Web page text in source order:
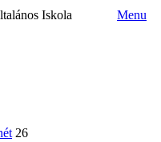
Iskola
Menu
26